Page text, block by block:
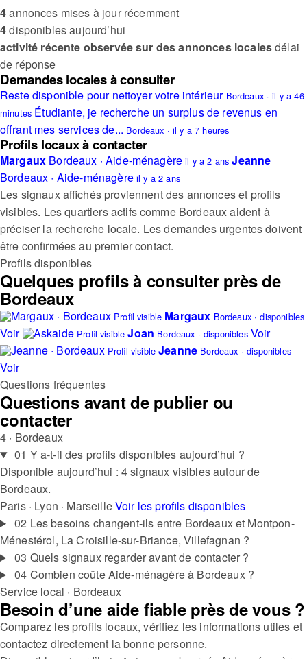
4annonces mises à jour récemment
4disponibles aujourd’hui
activité récente observée sur des annonces localesdélai
de réponse
Demandes locales à consulter
Reste disponible pour nettoyer votre intérieur Bordeaux · il y a 46
minutes Étudiante, je recherche un surplus de revenus en
offrant mes services de... Bordeaux · il y a 7 heures
Profils locaux à contacter
Margaux Bordeaux · Aide-ménagère il y a 2 ans Jeanne
Bordeaux · Aide-ménagère il y a 2 ans
Les signaux affichés proviennent des annonces et profils
visibles. Les quartiers actifs comme Bordeaux aident à
préciser la recherche locale. Les demandes urgentes doivent
être confirmées au premier contact.
Profils disponibles
Quelques profils à consulter près de
Bordeaux
Profil visible Margaux Bordeaux · disponibles
Voir Profil visible Joan Bordeaux · disponibles Voir
Profil visible Jeanne Bordeaux · disponibles
Voir
Questions fréquentes
Questions avant de publier ou
contacter
4 · Bordeaux
01 Y a-t-il des profils disponibles aujourd’hui ?
Disponible aujourd’hui : 4 signaux visibles autour de
Bordeaux.
Paris · Lyon · MarseilleVoir les profils disponibles
02 Les besoins changent-ils entre Bordeaux et Montpon-
Ménestérol, La Croisille-sur-Briance, Villefagnan ?
03 Quels signaux regarder avant de contacter ?
04 Combien coûte Aide-ménagère à Bordeaux ?
Service local · Bordeaux
Besoin d’une aide fiable près de vous ?
Comparez les profils locaux, vérifiez les informations utiles et
contactez directement la bonne personne.